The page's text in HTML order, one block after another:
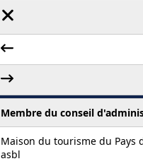
Membre du conseil
Maison du tourisme du Pays
asbl